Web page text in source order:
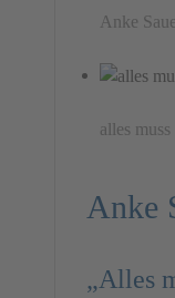
Anke
alles muss
Anke
„Alles